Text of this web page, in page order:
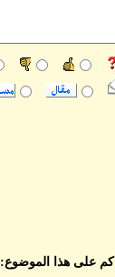
كم على هذا الموضوع: